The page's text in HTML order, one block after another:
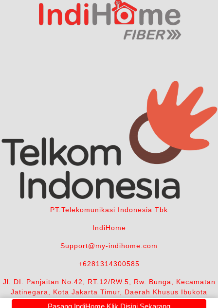
PT.Telekomunikasi Indonesia Tbk
IndiHome
Support@my-indihome.com
+6281314300585
Jl. DI. Panjaitan No.42, RT.12/RW.5, Rw. Bunga, Kecamatan
Jatinegara, Kota Jakarta Timur, Daerah Khusus Ibukota
Jakarta 13350
Pasang IndiHome Klik Disini Sekarang